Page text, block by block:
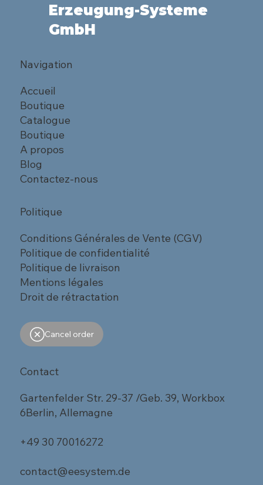
Erzeugung-Systeme
GmbH
Navigation
Accueil
Boutique
Catalogue
Boutique
A propos
Blog
Contactez-nous
Politique
Conditions Générales de Vente (CGV)
Politique de confidentialité
Politique de livraison
Mentions légales
Droit de rétractation
Cancel order
Contact
Gartenfelder Str. 29-37 /Geb. 39, Workbox
6Berlin, Allemagne
+49 30 70016272
contact@eesystem.de